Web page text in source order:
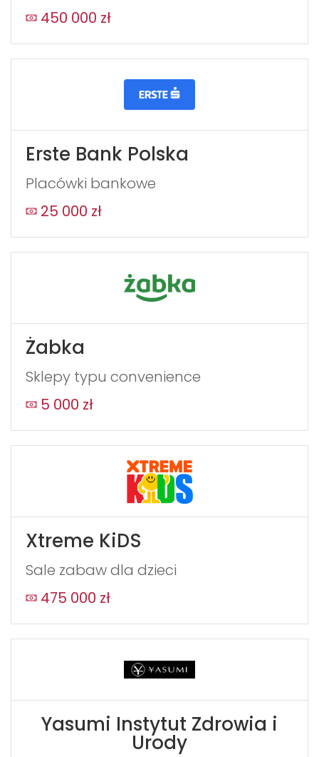
450 000 zł
Erste Bank Polska
Placówki bankowe
25 000 zł
Żabka
Sklepy typu convenience
5 000 zł
Xtreme KiDS
Sale zabaw dla dzieci
475 000 zł
Yasumi Instytut Zdrowia i
Urody